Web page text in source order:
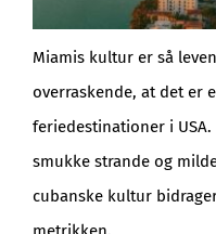
Miamis kultur er så
overraskende, at det er
feriedestinationer i
smukke strande og
cubanske kultur